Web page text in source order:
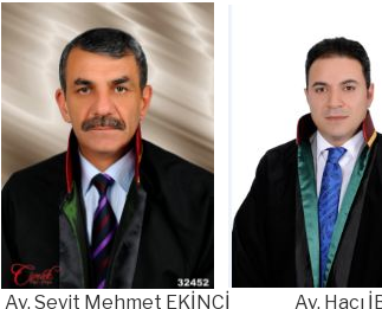
Av. Seyit Mehmet EKİNCİ Av.